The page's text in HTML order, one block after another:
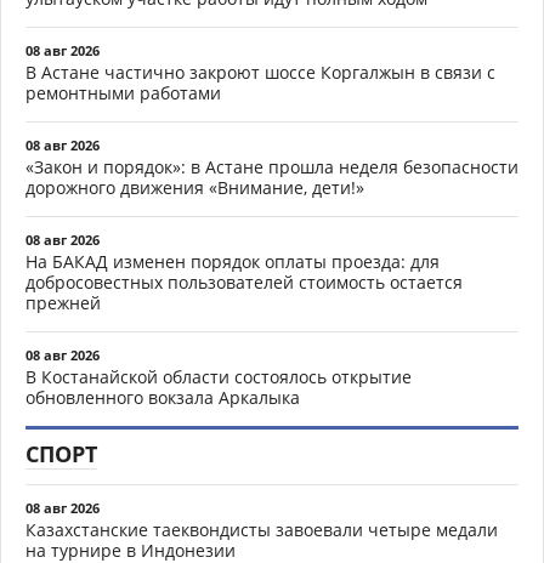
08 авг 2026
В Астане частично закроют шоссе Коргалжын в связи с
ремонтными работами
08 авг 2026
«Закон и порядок»: в Астане прошла неделя безопасности
дорожного движения «Внимание, дети!»
08 авг 2026
На БАКАД изменен порядок оплаты проезда: для
добросовестных пользователей стоимость остается
прежней
08 авг 2026
В Костанайской области состоялось открытие
обновленного вокзала Аркалыка
СПОРТ
08 авг 2026
Казахстанские таеквондисты завоевали четыре медали
на турнире в Индонезии